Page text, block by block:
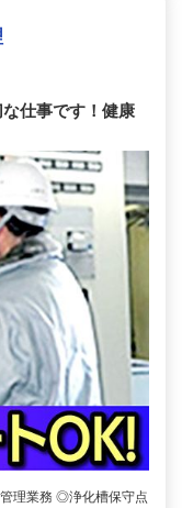
仕事です！健康
理業務 ◎浄化槽保守点